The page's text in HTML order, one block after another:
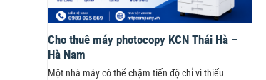
Cho thuê máy photocopy KCN Thái Hà –
Hà Nam
Một nhà máy có thể chậm tiến độ chỉ vì thiếu